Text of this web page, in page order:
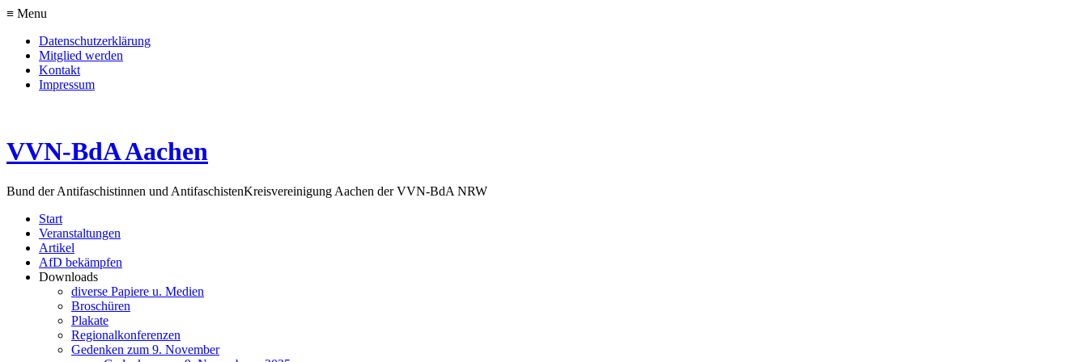
≡ Menu
Datenschutzerklärung
Mitglied werden
Kontakt
Impressum
VVN-BdA Aachen
Bund der Antifaschistinnen und AntifaschistenKreisvereinigung Aachen der VVN-BdA NRW
Start
Veranstaltungen
Artikel
AfD bekämpfen
Downloads
diverse Papiere u. Medien
Broschüren
Plakate
Regionalkonferenzen
Gedenken zum 9. November